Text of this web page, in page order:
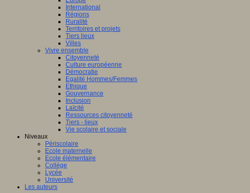
International
Régions
Ruralité
Territoires et projets
Tiers lieux
Villes
Vivre ensemble
Citoyenneté
Culture européenne
Démocratie
Egalité Hommes/Femmes
Ethique
Gouvernance
Inclusion
Laïcité
Ressources citoyenneté
Tiers - lieux
Vie scolaire et sociale
Niveaux
Périscolaire
Ecole maternelle
Ecole élémentaire
Collège
Lycée
Université
Les auteurs